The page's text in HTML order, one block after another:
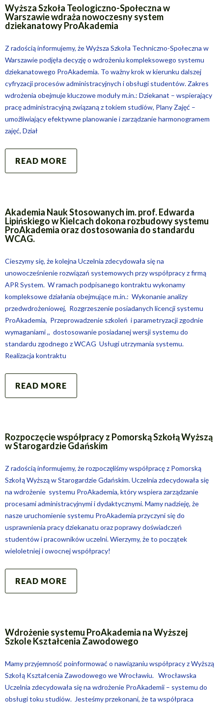
Wyższa Szkoła Teologiczno-Społeczna w
Warszawie wdraża nowoczesny system
dziekanatowy ProAkademia
Z radością informujemy, że Wyższa Szkoła Techniczno-Społeczna w
Warszawie podjęła decyzję o wdrożeniu kompleksowego systemu
dziekanatowego ProAkademia. To ważny krok w kierunku dalszej
cyfryzacji procesów administracyjnych i obsługi studentów. Zakres
wdrożenia obejmuje kluczowe moduły m.in.: Dziekanat – wspierający
pracę administracyjną związaną z tokiem studiów, Plany Zajęć –
umożliwiający efektywne planowanie i zarządzanie harmonogramem
zajęć, Dział
READ MORE
Akademia Nauk Stosowanych im. prof. Edwarda
Lipińskiego w Kielcach dokona rozbudowy systemu
ProAkademia oraz dostosowania do standardu
WCAG.
Cieszymy się, że kolejna Uczelnia zdecydowała się na
unowocześnienie rozwiązań systemowych przy współpracy z firmą
APR System. W ramach podpisanego kontraktu wykonamy
kompleksowe działania obejmujące m.in.: Wykonanie analizy
przedwdrożeniowej, Rozgrzeszenie posiadanych licencji systemu
ProAkademia, Przeprowadzenie szkoleń i parametryzacji zgodnie
wymaganiami ,, dostosowanie posiadanej wersji systemu do
standardu zgodnego z WCAG Usługi utrzymania systemu.
Realizacja kontraktu
READ MORE
Rozpoczęcie współpracy z Pomorską Szkołą Wyższą
w Starogardzie Gdańskim
Z radością informujemy, że rozpoczęliśmy współpracę z Pomorską
Szkołą Wyższą w Starogardzie Gdańskim. Uczelnia zdecydowała się
na wdrożenie systemu ProAkademia, który wspiera zarządzanie
procesami administracyjnymi i dydaktycznymi. Mamy nadzieję, że
nasze uruchomienie systemu ProAkademia przyczyni się do
usprawnienia pracy dziekanatu oraz poprawy doświadczeń
studentów i pracowników uczelni. Wierzymy, że to początek
wieloletniej i owocnej współpracy!
READ MORE
Wdrożenie systemu ProAkademia na Wyższej
Szkole Kształcenia Zawodowego
Mamy przyjemność poinformować o nawiązaniu współpracy z Wyższą
Szkołą Kształcenia Zawodowego we Wrocławiu. Wrocławska
Uczelnia zdecydowała się na wdrożenie ProAkademii – systemu do
obsługi toku studiów. Jesteśmy przekonani, że ta współpraca